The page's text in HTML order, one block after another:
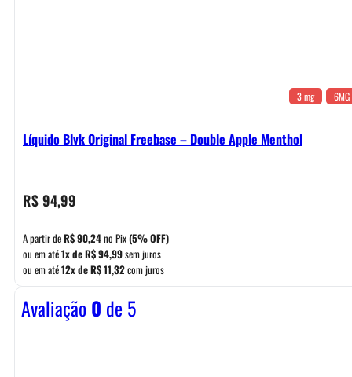
3 mg 6MG
Líquido Blvk Original Freebase – Double Apple Menthol
R$94,99
A partir deR$90,24no Pix(5% OFF)
ou em até1x deR$94,99sem juros
ou em até12x deR$11,32com juros
Avaliação0 de 5